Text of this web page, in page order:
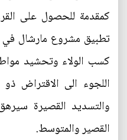
كمقدمة للحصول على
تطبيق مشروع مارشال في
كسب الولاء وتحشيد
اللجوء الى الاقتراض ذو
والتسديد القصيرة
القصير والمتوسط.